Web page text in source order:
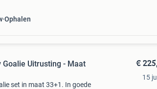
Ophalen
Goalie Uitrusting - Maat
set in maat 33+1. In goede
€
15